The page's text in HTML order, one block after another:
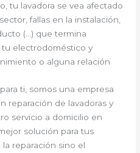
tu lavadora se vea afectado
fallas en la instalación,
(…) que termina
electrodoméstico y
o alguna relación
ti, somos una empresa
reparación de lavadoras y
servicio a domicilio en
solución para tus
reparación sino el